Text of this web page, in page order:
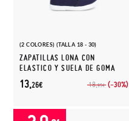
(2 COLORES) (TALLA 18 - 30)
ZAPATILLAS LONA CON
ELASTICO Y SUELA DE GOMA
18,95€ (-30%)
13,26€